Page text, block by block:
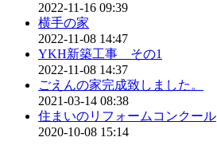
2022-11-16 09:39
横手の家
2022-11-08 14:47
YKH新築工事 その1
2022-11-08 14:37
ごえんの家完成致しました。
2021-03-14 08:38
住まいのリフォームコンクール
2020-10-08 15:14